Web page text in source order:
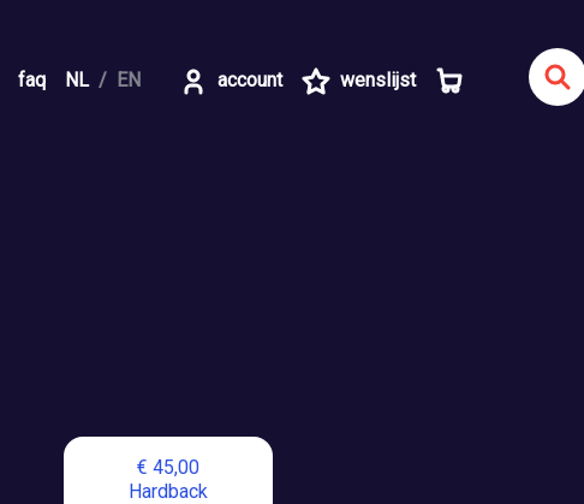
faq NL EN account wenslijst
€ 45,00
Hardback